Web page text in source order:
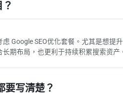
Google SEO优化套餐。尤其是想提
期布局，也更利于持续积累搜索资产
要写清楚？